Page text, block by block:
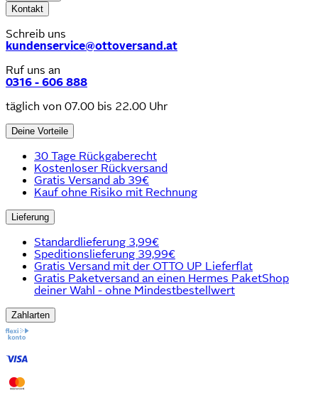
Kontakt
Schreib uns
kundenservice@ottoversand.at
Ruf uns an
0316 - 606 888
täglich von 07.00 bis 22.00 Uhr
Deine Vorteile
30 Tage Rückgaberecht
Kostenloser Rückversand
Gratis Versand ab 39€
Kauf ohne Risiko mit Rechnung
Lieferung
Standardlieferung 3,99€
Speditionslieferung 39,99€
Gratis Versand mit der OTTO UP Lieferflat
Gratis Paketversand an einen Hermes PaketShop
deiner Wahl - ohne Mindestbestellwert
Zahlarten